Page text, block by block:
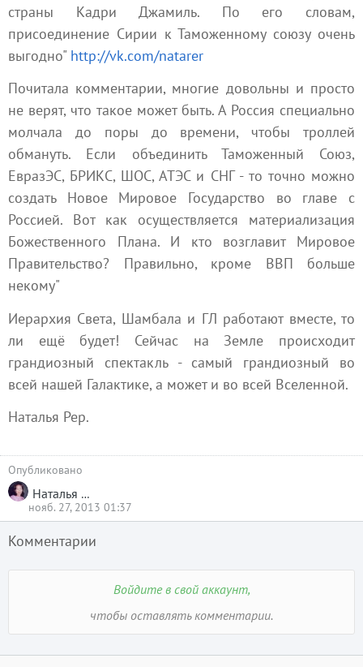
страны Кадри Джамиль. По его словам,
присоединение Сирии к Таможенному союзу очень
выгодно" http://vk.com/natarer
Почитала комментарии, многие довольны и просто
не верят, что такое может быть. А Россия специально
молчала до поры до времени, чтобы троллей
обмануть. Если объединить Таможенный Союз,
ЕвразЭС, БРИКС, ШОС, АТЭС и СНГ - то точно можно
создать Новое Мировое Государство во главе с
Россией. Вот как осуществляется материализация
Божественного Плана. И кто возглавит Мировое
Правительство? Правильно, кроме ВВП больше
некому"
Иерархия Света, Шамбала и ГЛ работают вместе, то
ли ещё будет! Сейчас на Земле происходит
грандиозный спектакль - самый грандиозный во
всей нашей Галактике, а может и во всей Вселенной.
Наталья Рер.
Опубликовано
Наталья Рер
нояб. 27, 2013 01:37
Комментарии
Войдите в свой аккаунт,
чтобы оставлять комментарии.